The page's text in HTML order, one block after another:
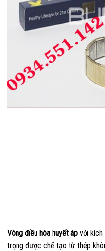
Vòng điều hòa huyết áp với kích
trọng được chế tạo từ thép